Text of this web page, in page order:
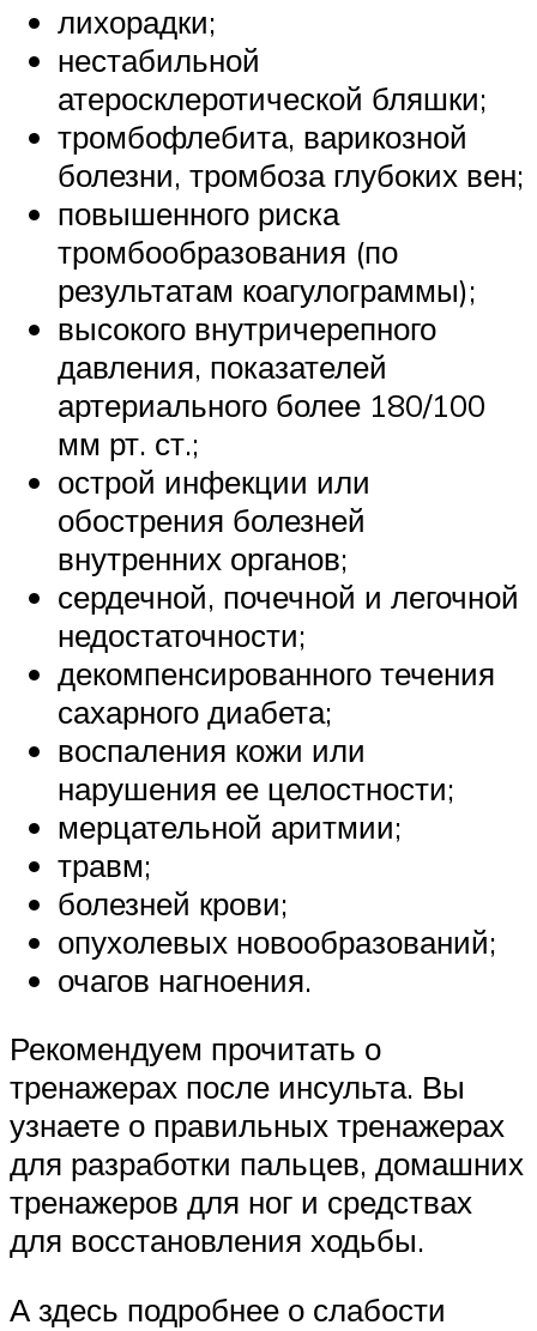
лихорадки;
нестабильной
атеросклеротической бляшки;
тромбофлебита, варикозной
болезни, тромбоза глубоких вен;
повышенного риска
тромбообразования (по
результатам коагулограммы);
высокого внутричерепного
давления, показателей
артериального более 180/100
мм рт. ст.;
острой инфекции или
обострения болезней
внутренних органов;
сердечной, почечной и легочной
недостаточности;
декомпенсированного течения
сахарного диабета;
воспаления кожи или
нарушения ее целостности;
мерцательной аритмии;
травм;
болезней крови;
опухолевых новообразований;
очагов нагноения.
Рекомендуем прочитать о
тренажерах после инсульта. Вы
узнаете о правильных тренажерах
для разработки пальцев, домашних
тренажеров для ног и средствах
для восстановления ходьбы.
А здесь подробнее о слабости